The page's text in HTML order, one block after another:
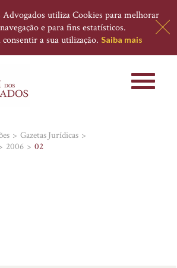
utiliza Cookies para melhorar
e para fins estatísticos.
a sua utilização. Saiba mais
Toggle
Gazetas Jurídicas
2006 02